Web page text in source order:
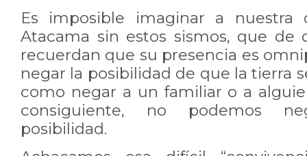
Es imposible imaginar a nuestra
Atacama sin estos sismos, que de
recuerdan que su presencia es
negar la posibilidad de que la tierra
como negar a un familiar o a
consiguiente, no podemos
posibilidad.